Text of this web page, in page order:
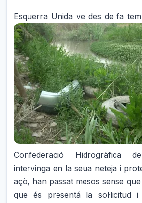
Esquerra Unida ve des de fa t
Confederació Hidrogràfica
intervinga en la seua neteja i
açò, han passat mesos sense
que és presentá la sol·licitud i